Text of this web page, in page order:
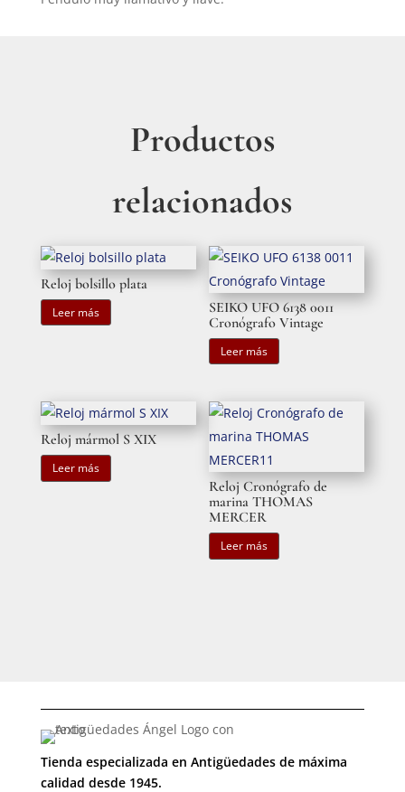
Productos
relacionados
Reloj bolsillo plata
Leer más
SEIKO UFO 6138 0011
Cronógrafo Vintage
Leer más
Reloj mármol S XIX
Leer más
Reloj Cronógrafo de
marina THOMAS
MERCER
Leer más
Tienda especializada en Antigüedades de máxima
calidad desde 1945.